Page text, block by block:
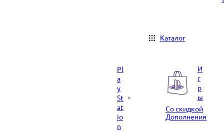
Каталог
Pl
a
y
St
at
io
n
И
г
р
ы
Со скидкой
Дополнения